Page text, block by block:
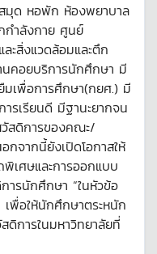
มุด หอพัก ห้องพยาบาล
กำลังกาย ศูนย์
ะสิ่งแวดล้อมและตึก
คอยบริการนักศึกษา มี
เพื่อการศึกษา(กยศ.) มี
รเรียนดี มีฐานะยากจน
สดิการของคณะ/
จากนี้ยังเปิดโอกาสให้
เศษและการออกแบบ
ารนักศึกษา “ในหัวข้อ
พื่อให้นักศึกษาตระหนัก
การในมหาวิทยาลัยที่